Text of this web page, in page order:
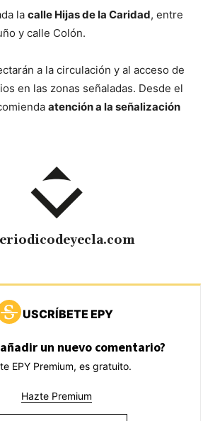
la calle Hijas de la Caridad, entre
y calle Colón.
a la circulación y al acceso de
en las zonas señaladas. Desde el
atención a la señalización
USCRÍBETE EPY
un nuevo comentario?
EPY Premium, es gratuito.
Hazte Premium